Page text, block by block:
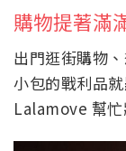
購物提著滿
出門逛街購物
小包的戰利品
Lalamove 幫忙